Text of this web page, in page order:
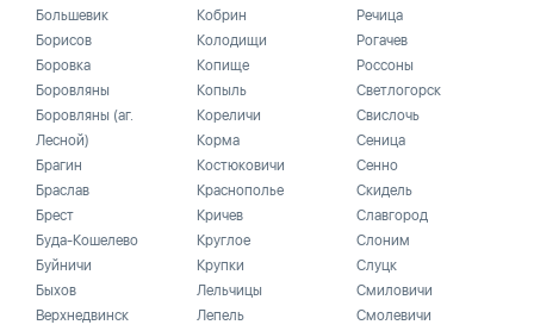
Большевик
Борисов
Боровка
Боровляны
Боровляны (аг.
Лесной)
Брагин
Браслав
Брест
Буда-Кошелево
Буйничи
Быхов
Верхнедвинск
Кобрин
Колодищи
Копище
Копыль
Кореличи
Корма
Костюковичи
Краснополье
Кричев
Круглое
Крупки
Лельчицы
Лепель
Речица
Рогачев
Россоны
Светлогорск
Свислочь
Сеница
Сенно
Скидель
Славгород
Слоним
Слуцк
Смиловичи
Смолевичи